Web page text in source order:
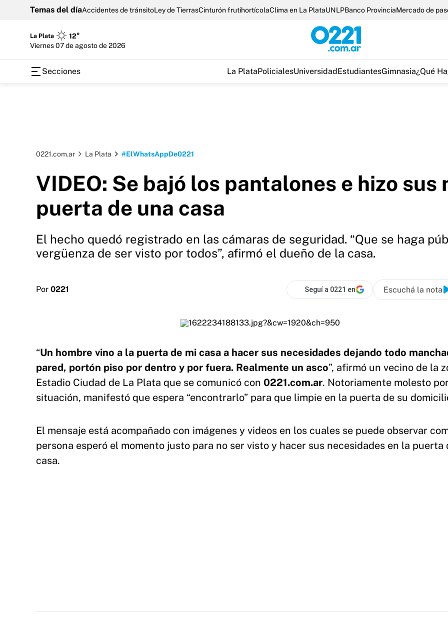
Temas del díaAccidentes de tránsitoLey de TierrasCinturón frutihortícolaClima en La PlataUNLPBanco ProvinciaMercado de
La Plata
12°
viernes 07 de agosto de 2026
Secciones La PlataPolicialesUniversidadEstudiantesGimnasia¿Qué
0221.com.ar La Plata #ElWhatsAppDe0221
VIDEO: Se bajó los pantalones e hizo sus
puerta de una casa
El hecho quedó registrado en las cámaras de seguridad. “Que se haga
vergüenza de ser visto por todos”, afirmó el dueño de la casa.
Por 0221 Seguí a 0221 en Escuchá la nota
“Un hombre vino a la puerta de mi casa a hacer sus necesidades dejando todo
pared, portón piso por dentro y por fuera. Realmente un asco”, afirmó un vecino de la
Estadio Ciudad de La Plata que se comunicó con 0221.com.ar. Notoriamente molesto
situación, manifestó que espera “encontrarlo” para que limpie en la puerta de su
El mensaje está acompañado con imágenes y videos en los cuales se puede observar
persona esperó el momento justo para no ser visto y hacer sus necesidades en la puerta
casa.